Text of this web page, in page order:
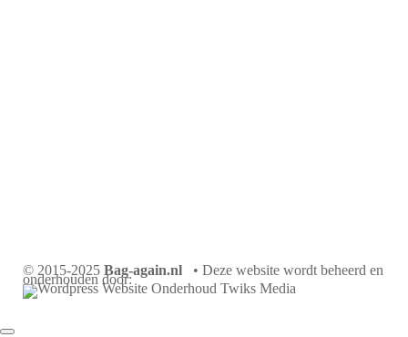
© 2015-2025 Bag-again.nl • Deze website wordt beheerd en
onderhouden door: